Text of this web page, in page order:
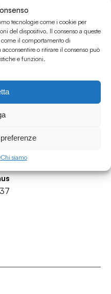
tecnologie come i cookie per
del dispositivo. Il consenso a queste
il comportamento di
o ritirare il consenso può
e funzioni.
Chi siamo
- Confini
migrants/ Sostenibilità